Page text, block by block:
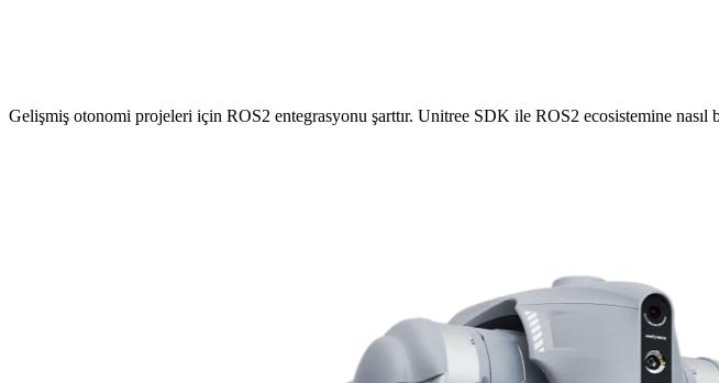
Gelişmiş otonomi projeleri için ROS2 entegrasyonu şarttır. Unitree SDK ile ROS2 ecosistemine nasıl